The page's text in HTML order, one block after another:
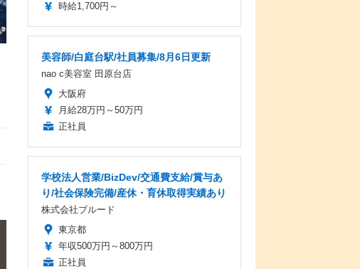
時給1,700円～
美容師/白庭台駅/社員募集/8月6日更新
nao c美容室 田原台店
大阪府
月給28万円～50万円
正社員
学校法人営業/BizDev/交通費支給/賞与あ
り/社会保険完備/産休・育休取得実績あり
株式会社ブルード
東京都
年収500万円～800万円
正社員